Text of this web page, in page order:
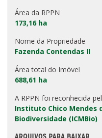
Área da RPPN
173,16 ha
Nome da Propriedade
Fazenda Contendas II
Área total do Imóvel
688,61 ha
A RPPN foi reconhecida
Instituto Chico Mendes
Biodiversidade (ICMBio)